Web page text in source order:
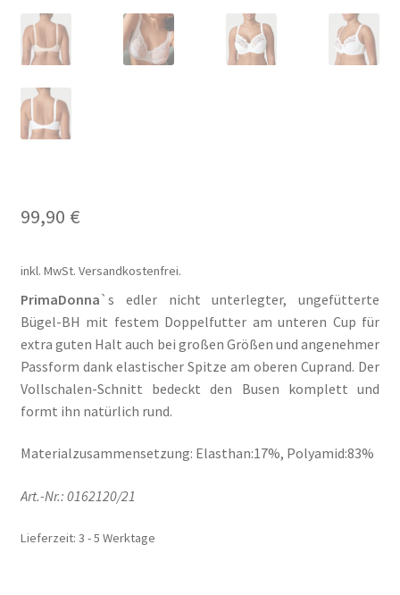
Informazioni sui metodi di spedizione e di pagamento
Infos zu Versand und Bezahlmethoden
Kasse
Mein Konto
Mein Konto
Metodi di pagamento
Minha conta
My account
99,90 €
inkl. MwSt. Versandkostenfrei.
PrimaDonna`s edler nicht unterlegter, ungefütterte
Bügel-BH mit festem Doppelfutter am unteren Cup für
extra guten Halt auch bei großen Größen und angenehmer
Passform dank elastischer Spitze am oberen Cuprand. Der
Vollschalen-Schnitt bedeckt den Busen komplett und
formt ihn natürlich rund.
Materialzusammensetzung: Elasthan:17%, Polyamid:83%
Art.-Nr.: 0162120/21
Lieferzeit: 3 - 5 Werktage